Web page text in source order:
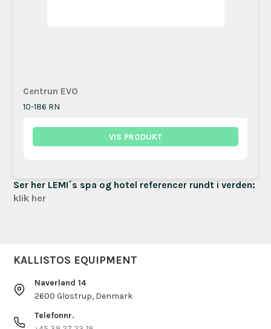
Centrun EVO
10-186 RN
VIS PRODUKT
Ser her LEMI´s spa og hotel referencer rundt i verden:
klik her
KALLISTOS EQUIPMENT
Naverland 14
2600 Glostrup, Denmark
Telefonnr.